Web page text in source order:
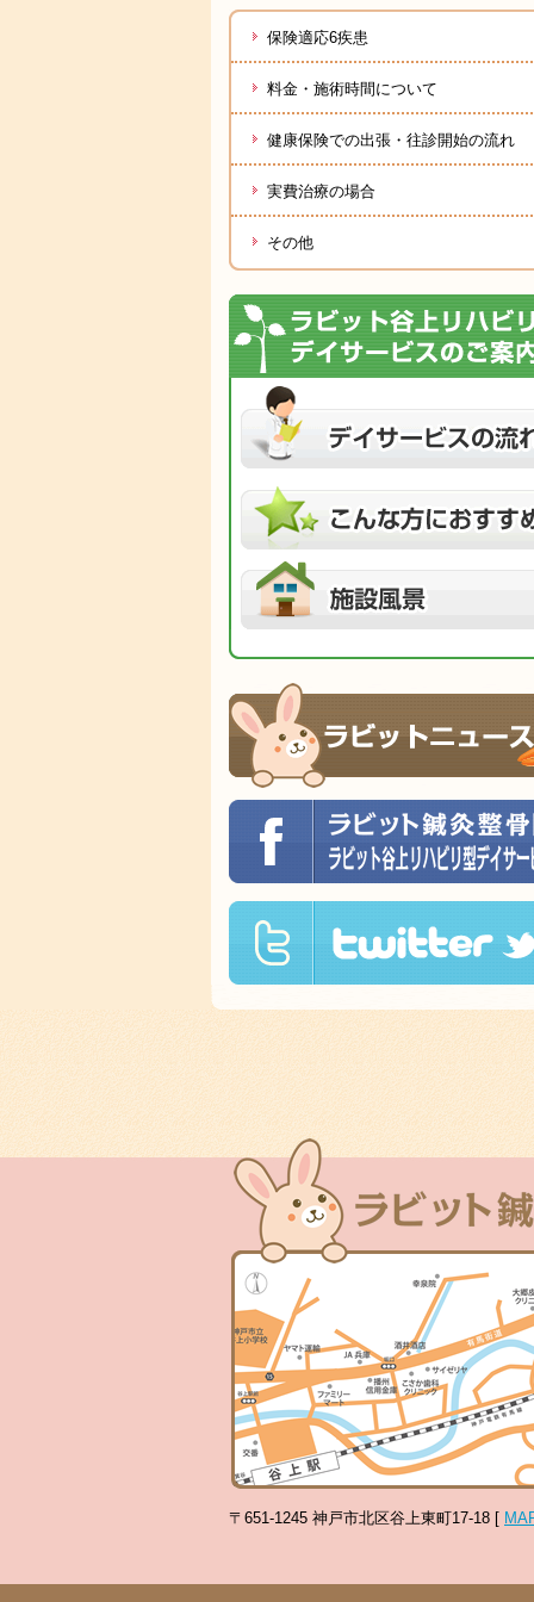
保険適応6疾患
料金・施術時間について
健康保険での出張・往診開始の流れ
実費治療の場合
その他
〒651-1245 神戸市北区谷上東町17-18 [